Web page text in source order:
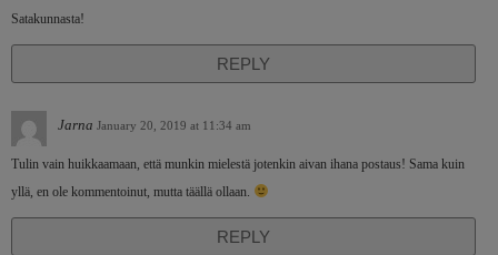
Satakunnasta!
REPLY
Jarna January 20, 2019 at 11:34 am
Tulin vain huikkaamaan, että munkin mielestä jotenkin aivan ihana postaus! Sama kuin
yllä, en ole kommentoinut, mutta täällä ollaan.
REPLY